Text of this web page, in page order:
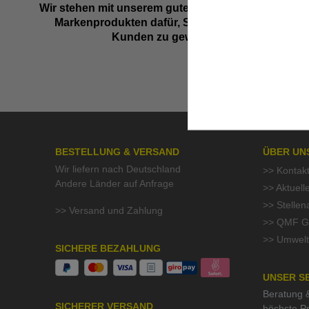
Wir stehen mit unserem guten Namen und besten
Markenprodukten dafür, Sie als zufriedenen
Kunden zu gewinnen.
BESTELLUNG & VERSAND
Wir liefern nach Deutschland
Andere Länder auf Anfrage
>> Versand und Zahlung
SICHERE BEZAHLUNG
SICHERER VERSAND
ÜBER
>>
>>
>>
>> QMF
>>
UNSER
Beratung